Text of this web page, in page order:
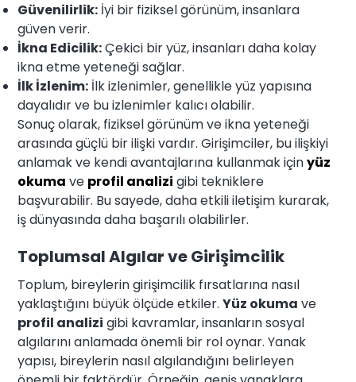
Güvenilirlik: İyi bir fiziksel görünüm, insanlara
güven verir.
İkna Edicilik:Çekici bir yüz, insanları daha kolay
ikna etme yeteneği sağlar.
İlk İzlenim: İlk izlenimler, genellikle yüz yapısına
dayalıdır ve bu izlenimler kalıcı olabilir.
Sonuç olarak, fiziksel görünüm ve ikna yeteneği
arasında güçlü bir ilişki vardır. Girişimciler, bu ilişkiyi
anlamak ve kendi avantajlarına kullanmak içinyüz
okuma ve profil analizi gibi tekniklere
başvurabilir. Bu sayede, daha etkili iletişim kurarak,
iş dünyasında daha başarılı olabilirler.
Toplumsal Algılar ve Girişimcilik
Toplum, bireylerin girişimcilik fırsatlarına nasıl
yaklaştığını büyük ölçüde etkiler.Yüz okuma ve
profil analizi gibi kavramlar, insanların sosyal
algılarını anlamada önemli bir rol oynar. Yanak
yapısı, bireylerin nasıl algılandığını belirleyen